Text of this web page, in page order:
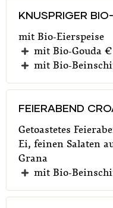
KNUSPRIGER
mit Bio-Eierspeise
mit Bio-Gouda
mit Bio-
FEIERABEND
Getoastetes
Ei, feinen Salaten
Grana
mit Bio-